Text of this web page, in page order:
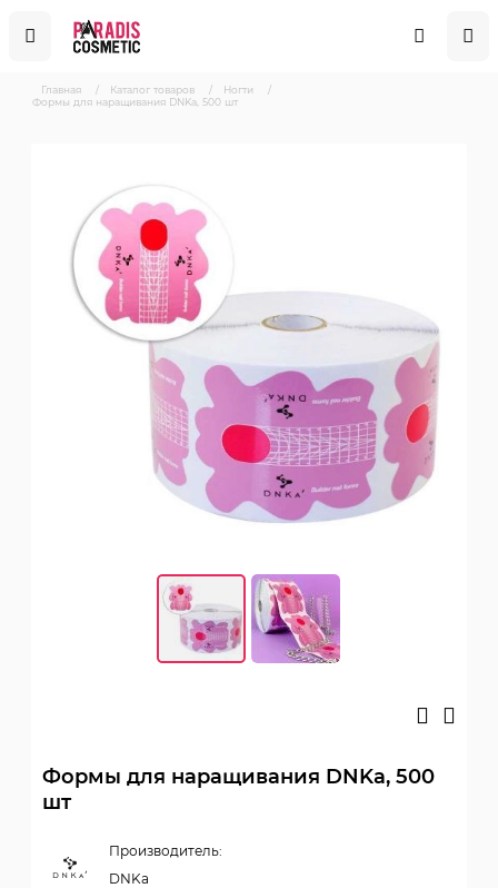
Главная / Каталог товаров / Ногти
/
Формы для наращивания DNKa, 500 шт
Формы для наращивания DNKa, 500
шт
Производитель:
DNKa